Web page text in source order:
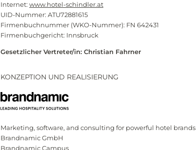
Internet: www.hotel-schindler.at
UID-Nummer: ATU72881615
Firmenbuchnummer (WKO-Nummer): FN 642431
Firmenbuchgericht: Innsbruck
Gesetzlicher Vertreter/in: Christian Fahrner
KONZEPTION UND REALISIERUNG
Marketing, software, and consulting for powerful hotel brands
Brandnamic GmbH
Brandnamic Campus